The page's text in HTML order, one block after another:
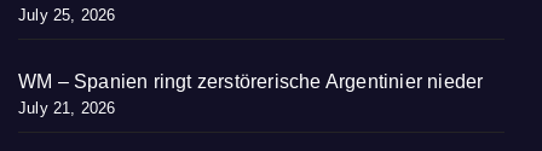
July 25, 2026
WM – Spanien ringt zerstörerische Argentinier nieder
July 21, 2026